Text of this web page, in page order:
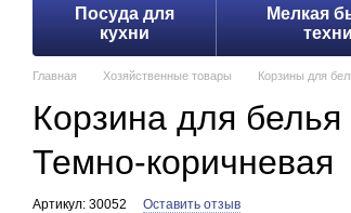
Посуда для
кухни
Мелкая
Главная Хозяйственные товары Корзины для
Корзина для
Темно-коричневая
Артикул: 30052 Оставить отзыв